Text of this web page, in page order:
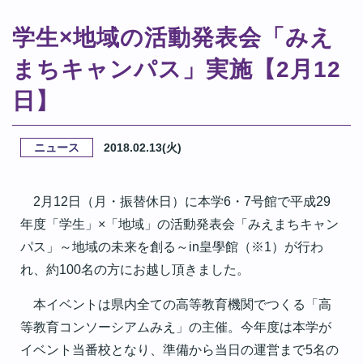
学生×地域の活動発表会「みえ
まちキャンパス」実施【2月12
日】
ニュース 2018.02.13(火)
2月12日（月・振替休日）に本学6・7号館で平成29
年度「学生」×「地域」の活動発表会「みえまちキャン
パス」～地域の未来を創る～in皇學館（※1）が行わ
れ、約100名の方にお越し頂きました。
本イベントは県内全ての高等教育機関でつくる「高
等教育コンソーシアムみえ」の主催。今年度は本学が
イベント当番校となり、準備から当日の運営まで5名の